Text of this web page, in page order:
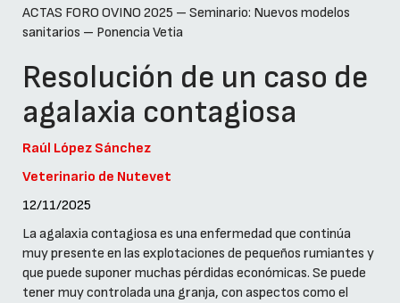
ACTAS FORO OVINO 2025 – Seminario: Nuevos modelos
sanitarios – Ponencia Vetia
Resolución de un caso de
agalaxia contagiosa
Raúl López Sánchez
Veterinario de Nutevet
12/11/2025
La agalaxia contagiosa es una enfermedad que continúa
muy presente en las explotaciones de pequeños rumiantes y
que puede suponer muchas pérdidas económicas. Se puede
tener muy controlada una granja, con aspectos como el